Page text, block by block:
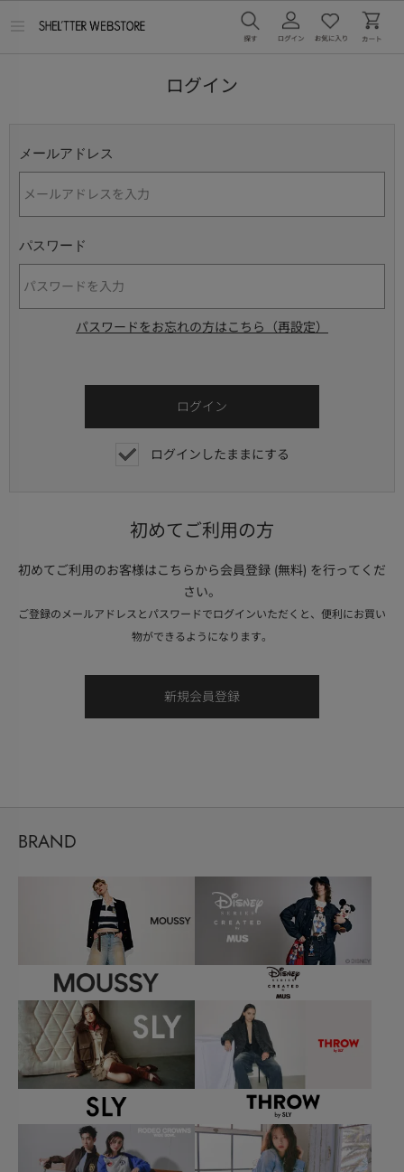
ログイン
メールアドレス
パスワード
パスワードをお忘れの方はこちら（再設定）
ログインしたままにする
初めてご利用の方
初めてご利用のお客様はこちらから会員登録 (無料) を行ってくだ
さい。
ご登録のメールアドレスとパスワードでログインいただくと、便利にお買い
物ができるようになります。
BRAND